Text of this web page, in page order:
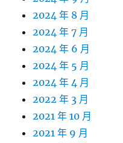
2024 年 8 月
2024 年 7 月
2024 年 6 月
2024 年 5 月
2024 年 4 月
2022 年 3 月
2021 年 10 月
2021 年 9 月